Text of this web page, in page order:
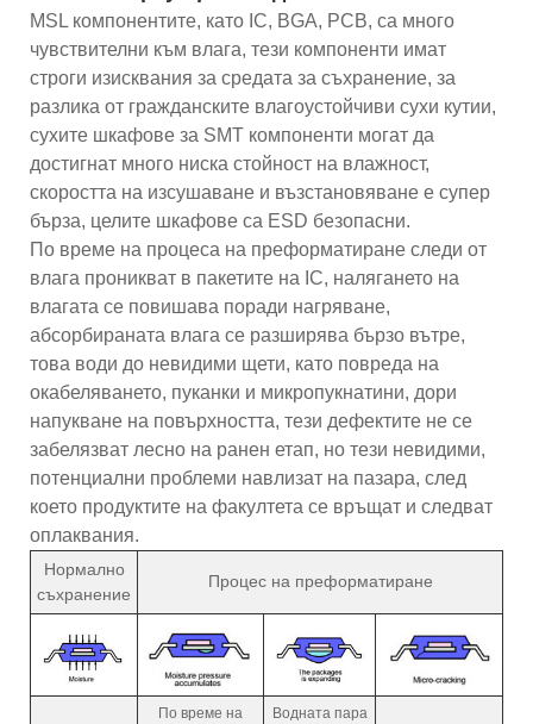
MSL компонентите, като IC, BGA, PCB, са много
чувствителни към влага, тези компоненти имат
строги изисквания за средата за съхранение, за
разлика от гражданските влагоустойчиви сухи кутии,
сухите шкафове за SMT компоненти могат да
достигнат много ниска стойност на влажност,
скоростта на изсушаване и възстановяване е супер
бърза, целите шкафове са ESD безопасни.
По време на процеса на преформатиране следи от
влага проникват в пакетите на IC, налягането на
влагата се повишава поради нагряване,
абсорбираната влага се разширява бързо вътре,
това води до невидими щети, като повреда на
окабеляването, пуканки и микропукнатини, дори
напукване на повърхността, тези дефектите не се
забелязват лесно на ранен етап, но тези невидими,
потенциални проблеми навлизат на пазара, след
което продуктите на факултета се връщат и следват
оплаквания.
Нормално
съхранение
Процес на преформатиране
По време на
Водната пара